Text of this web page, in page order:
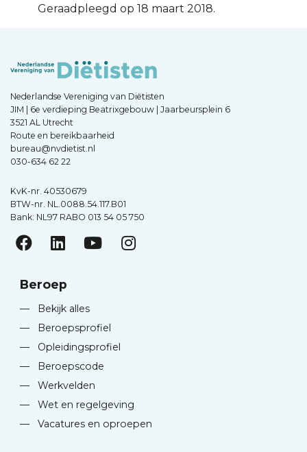
Geraadpleegd op 18 maart 2018.
Nederlandse Vereniging van Diëtisten
JIM | 6e verdieping Beatrixgebouw | Jaarbeursplein 6
3521 AL Utrecht
Route en bereikbaarheid
bureau@nvdietist.nl
030-634 62 22
KvK-nr. 40530679
BTW-nr. NL.0088.54.117.B01
Bank: NL97 RABO 013 54 05 750
Beroep
—
Bekijk alles
—
Beroepsprofiel
—
Opleidingsprofiel
—
Beroepscode
—
Werkvelden
—
Wet en regelgeving
—
Vacatures en oproepen